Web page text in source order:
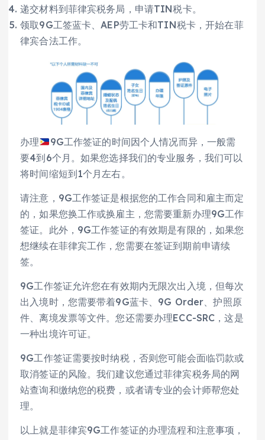
递交材料到菲律宾税务局，申请TIN税卡。
领取9G工签蓝卡、AEP劳工卡和TIN税卡，开始在菲
律宾合法工作。
办理
9G工作签证的时间因个人情况而异，一般需
要4到6个月。如果您选择我们的专业服务，我们可以
将时间缩短到1个月左右。
请注意，9G工作签证是根据您的工作合同和雇主而定
的，如果您换工作或换雇主，您需要重新办理9G工作
签证。此外，9G工作签证的有效期是有限的，如果您
想继续在菲律宾工作，您需要在签证到期前申请续
签。
9G工作签证允许您在有效期内无限次出入境，但每次
出入境时，您需要带着9G蓝卡、9G Order、护照原
件、离境发票等文件。您还需要办理ECC-SRC，这是
一种出境许可证。
9G工作签证需要按时纳税，否则您可能会面临罚款或
取消签证的风险。我们建议您通过菲律宾税务局的网
站查询和缴纳您的税费，或者请专业的会计师帮您处
理。
以上就是菲律宾9G工作签证的办理流程和注意事项，